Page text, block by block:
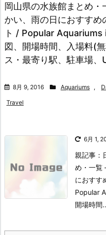
岡山県の水族館まとめ・
かい、雨の日におすすめ
ト / Popular Aquariums
図、開場時間、入場料(
ス・最寄り駅、駐車場、
8月 9, 2016 Aquariums ,
Travel
6月 1,
親記事：
め・一覧
におすす
Popular
開場時間